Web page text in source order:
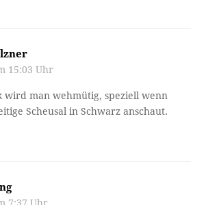
15:03 Uhr
wird man wehmütig, speziell wenn
Scheusal in Schwarz anschaut.
7:37 Uhr